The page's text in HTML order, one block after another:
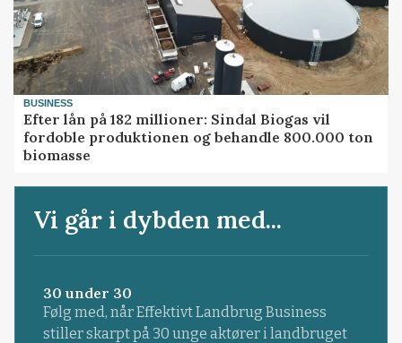
BUSINESS
Efter lån på 182 millioner: Sindal Biogas vil
fordoble produktionen og behandle 800.000 ton
biomasse
Vi går i dybden med...
30 under 30
Følg med, når Effektivt Landbrug Business
stiller skarpt på 30 unge aktører i landbruget